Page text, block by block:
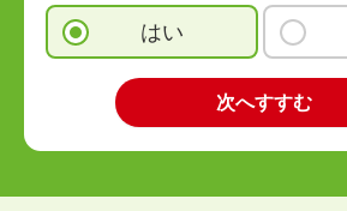
はい